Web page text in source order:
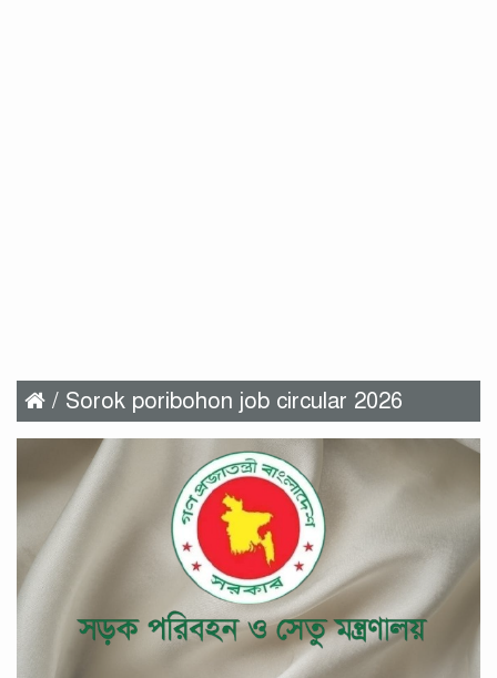
/ Sorok poribohon job circular 2026